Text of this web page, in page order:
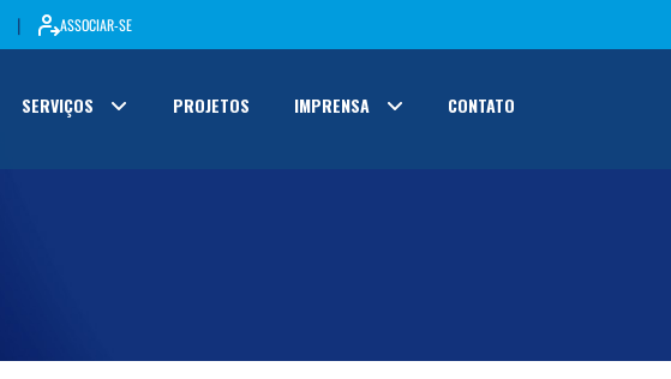
| ASSOCIAR-SE
SERVIÇOS PROJETOS IMPRENSA CONTATO